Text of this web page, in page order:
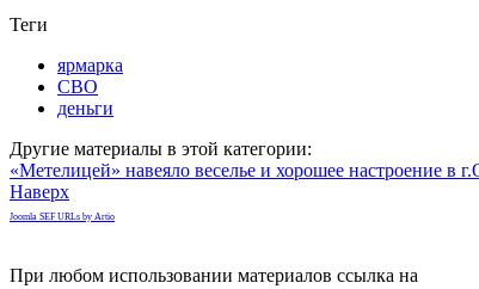
Теги
ярмарка
СВО
деньги
Другие материалы в этой категории:
«Метелицей» навеяло веселье и хорошее настроение в
Наверх
Joomla SEF URLs by Artio
При любом использовании материалов ссылка на